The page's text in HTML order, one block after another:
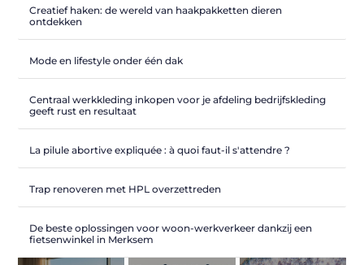
Creatief haken: de wereld van haakpakketten dieren
ontdekken
Mode en lifestyle onder één dak
Centraal werkkleding inkopen voor je afdeling bedrijfskleding
geeft rust en resultaat
La pilule abortive expliquée : à quoi faut-il s'attendre ?
Trap renoveren met HPL overzettreden
De beste oplossingen voor woon-werkverkeer dankzij een
fietsenwinkel in Merksem